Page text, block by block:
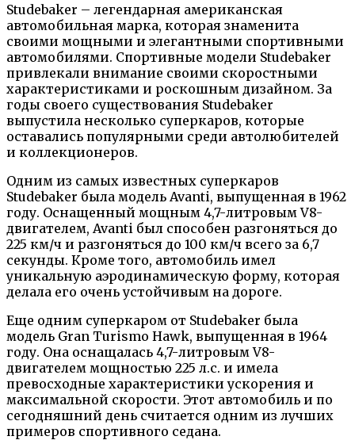
Studebaker – легендарная американская
автомобильная марка, которая знаменита
своими мощными и элегантными спортивными
автомобилями. Спортивные модели Studebaker
привлекали внимание своими скоростными
характеристиками и роскошным дизайном. За
годы своего существования Studebaker
выпустила несколько суперкаров, которые
оставались популярными среди автолюбителей
и коллекционеров.
Одним из самых известных суперкаров
Studebaker была модель Avanti, выпущенная в 1962
году. Оснащенный мощным 4,7-литровым V8-
двигателем, Avanti был способен разгоняться до
225 км/ч и разгоняться до 100 км/ч всего за 6,7
секунды. Кроме того, автомобиль имел
уникальную аэродинамическую форму, которая
делала его очень устойчивым на дороге.
Еще одним суперкаром от Studebaker была
модель Gran Turismo Hawk, выпущенная в 1964
году. Она оснащалась 4,7-литровым V8-
двигателем мощностью 225 л.с. и имела
превосходные характеристики ускорения и
максимальной скорости. Этот автомобиль и по
сегодняшний день считается одним из лучших
примеров спортивного седана.